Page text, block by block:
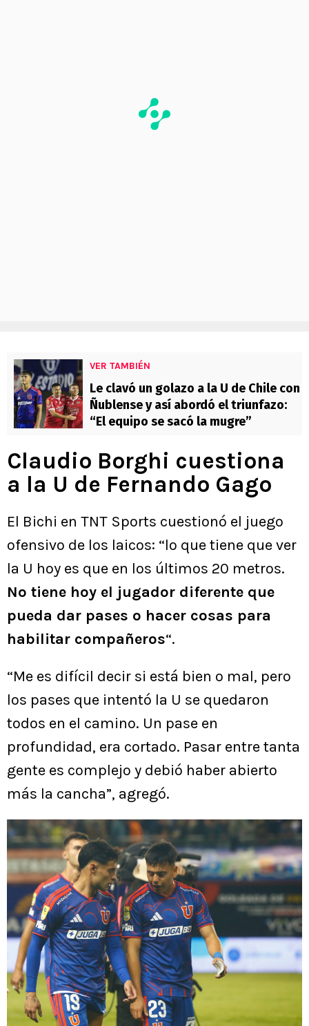
VER TAMBIÉN
Le clavó un golazo a la U de Chile con
Ñublense y así abordó el triunfazo:
“El equipo se sacó la mugre”
Claudio Borghi cuestiona
a la U de Fernando Gago
El Bichi en TNT Sports cuestionó el juego
ofensivo de los laicos: “lo que tiene que ver
la U hoy es que en los últimos 20 metros.
No tiene hoy el jugador diferente que
pueda dar pases o hacer cosas para
habilitar compañeros“.
“Me es difícil decir si está bien o mal, pero
los pases que intentó la U se quedaron
todos en el camino. Un pase en
profundidad, era cortado. Pasar entre tanta
gente es complejo y debió haber abierto
más la cancha”, agregó.